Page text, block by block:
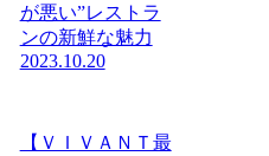
が悪い”レストラ
ンの新鮮な魅力
2023.10.20
【ＶＩＶＡＮＴ最